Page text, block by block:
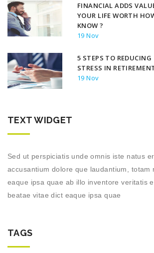
FINANCIAL ADDS
YOUR LIFE WORTH
KNOW ?
19 Nov
5 STEPS TO REDUCING
STRESS IN
19 Nov
TEXT WIDGET
Sed ut perspiciatis unde omnis iste natus
accusantium dolore que laudantium, totam
eaque ipsa quae ab illo inventore veritatis
beatae vitae dict eaque ipsa quae
TAGS